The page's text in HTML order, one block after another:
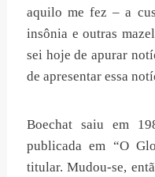
aquilo me fez – a
insônia e outras
sei hoje de apurar
de apresentar essa
Boechat saiu em
publicada em “O
titular. Mudou-se,